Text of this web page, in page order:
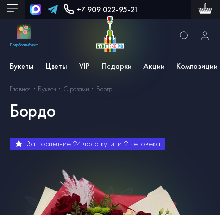
+7 909 022-95-21
Подобрать букет
Букеты Цветы VIP Подарки Акции Композиции
Главная Букеты С розами Бордо
Бордо
За последние 24 часа купили 2 человека